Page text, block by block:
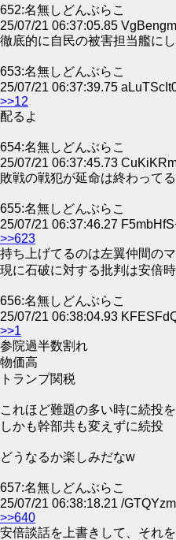
652:名無しどんぶらこ
25/07/21 06:37:05.85
徹底的に自民の被害担当艦に
653:名無しどんぶらこ
25/07/21 06:37:39.75
>>12
配るよ
654:名無しどんぶらこ
25/07/21 06:37:45.73
敗戦の戦犯が延命は終わってる
655:名無しどんぶらこ
25/07/21 06:37:46.27
>>623
持ち上げてるのは左翼仲間の
現に石破に対する批判は安倍
656:名無しどんぶらこ
25/07/21 06:38:04.93
>>1
参院過半数割れ
物価高
トランプ関税
これほど難題の多い時に続投
しかも幹部共も変えずに続投
どうなるか楽しみだなw
657:名無しどんぶらこ
25/07/21 06:38:18.21 /
>>640
安倍談話を上書きして、それ